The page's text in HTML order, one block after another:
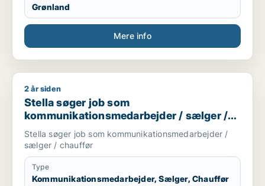
Grønland
Mere info
Stella søger job som kommunikationsmedarbejder / sælger
2 år siden
Stella søger job som
kommunikationsmedarbejder / sælger /
chauffør
Stella søger job som kommunikationsmedarbejder /
sælger / chauffør
Type
Kommunikationsmedarbejder, Sælger, Chauffør